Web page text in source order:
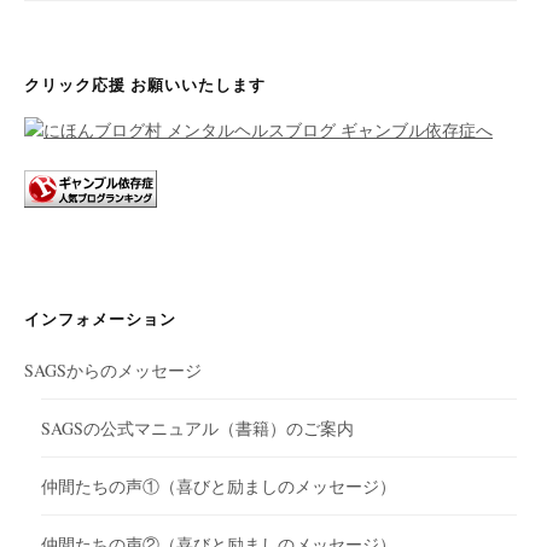
ー
シ
ョ
ン
クリック応援 お願いいたします
インフォメーション
SAGSからのメッセージ
SAGSの公式マニュアル（書籍）のご案内
仲間たちの声①（喜びと励ましのメッセージ）